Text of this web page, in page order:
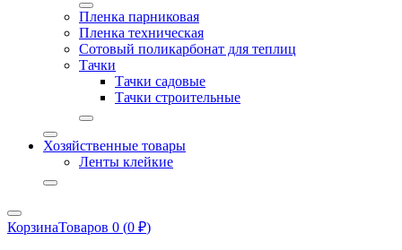
Пленка парниковая
Пленка техническая
Сотовый поликарбонат для теплиц
Тачки
Тачки садовые
Тачки строительные
Хозяйственные товары
Ленты клейкие
КорзинаТоваров 0 (0 ₽)